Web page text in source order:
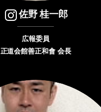
佐野 桂一郎
広報委員
正道会館善正和會 会長